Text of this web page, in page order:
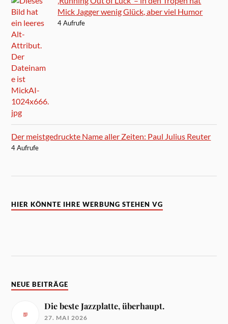
Mick Jagger wenig Glück, aber viel Humor
4 Aufrufe
Der meistgedruckte Name aller Zeiten: Paul Julius Reuter
4 Aufrufe
HIER KÖNNTE IHRE WERBUNG STEHEN VG
NEUE BEITRÄGE
Die beste Jazzplatte, überhaupt.
27. MAI 2026